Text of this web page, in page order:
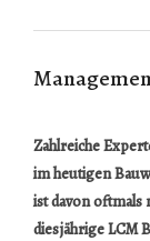
Zahlreiche
im heutigen
ist davon oftmals
diesjährige LCM